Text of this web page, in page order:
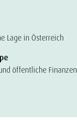
Lage in Österreich
öffentliche Finanzen